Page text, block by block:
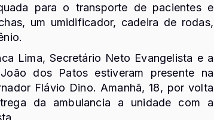
para o transporte de pacientes e
um umidificador, cadeira de rodas,
Lima, Secretário Neto Evangelista e a
dos Patos estiveram presente na
Flávio Dino. Amanhã, 18, por volta
da ambulancia a unidade com a